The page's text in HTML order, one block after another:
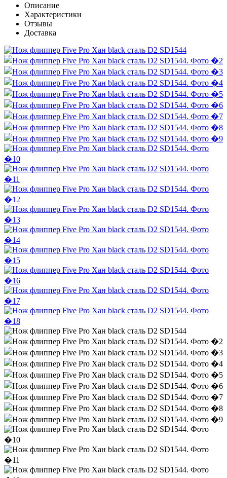
Описание
Характеристики
Отзывы
Доставка